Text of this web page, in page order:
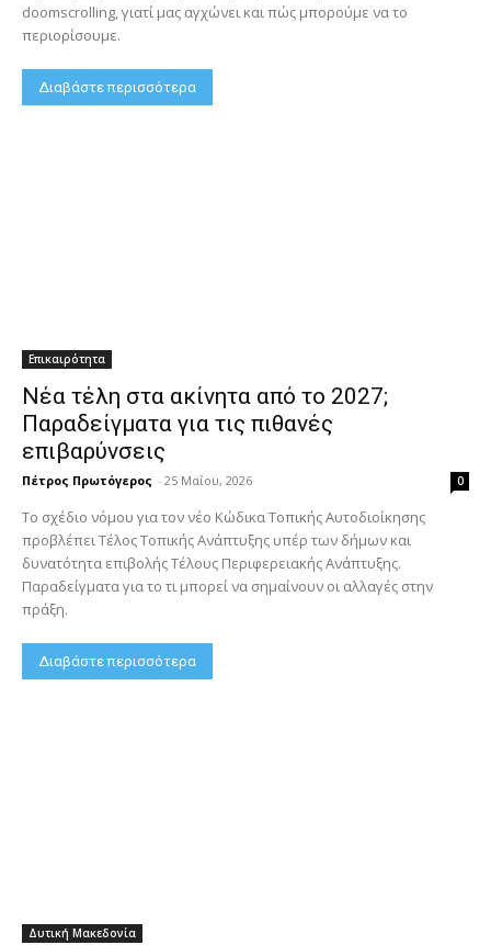
doomscrolling, γιατί μας αγχώνει και πώς μπορούμε να το
περιορίσουμε.
Διαβάστε περισσότερα
Επικαιρότητα
Νέα τέλη στα ακίνητα από το 2027;
Παραδείγματα για τις πιθανές
επιβαρύνσεις
Πέτρος Πρωτόγερος - 25 Μαΐου, 2026 0
Το σχέδιο νόμου για τον νέο Κώδικα Τοπικής Αυτοδιοίκησης
προβλέπει Τέλος Τοπικής Ανάπτυξης υπέρ των δήμων και
δυνατότητα επιβολής Τέλους Περιφερειακής Ανάπτυξης.
Παραδείγματα για το τι μπορεί να σημαίνουν οι αλλαγές στην
πράξη.
Διαβάστε περισσότερα
Δυτική Μακεδονία